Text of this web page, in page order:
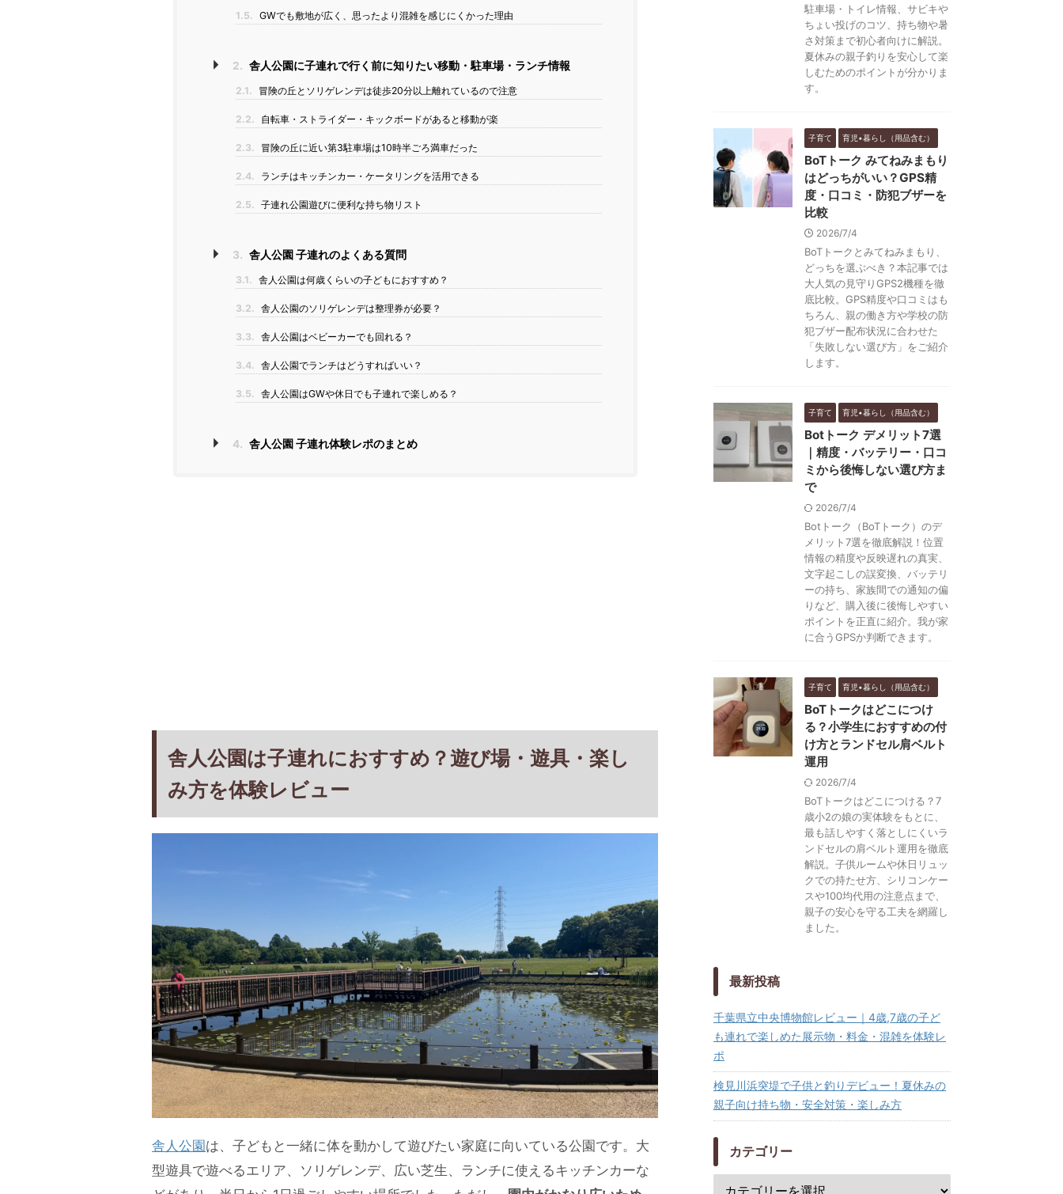
1.5. GWでも敷地が広く、思ったより混雑を感じにくかった理由
2. 舎人公園に子連れで行く前に知りたい移動・駐車場・ランチ情報
2.1. 冒険の丘とソリゲレンデは徒歩20分以上離れているので注意
2.2. 自転車・ストライダー・キックボードがあると移動が楽
2.3. 冒険の丘に近い第3駐車場は10時半ごろ満車だった
2.4. ランチはキッチンカー・ケータリングを活用できる
2.5. 子連れ公園遊びに便利な持ち物リスト
3. 舎人公園 子連れのよくある質問
3.1. 舎人公園は何歳くらいの子どもにおすすめ？
3.2. 舎人公園のソリゲレンデは整理券が必要？
3.3. 舎人公園はベビーカーでも回れる？
3.4. 舎人公園でランチはどうすればいい？
3.5. 舎人公園はGWや休日でも子連れで楽しめる？
4. 舎人公園 子連れ体験レポのまとめ
舎人公園は子連れにおすすめ？遊び場・遊具・楽し
み方を体験レビュー
舎人公園は、子どもと一緒に体を動かして遊びたい家庭に向いている公園です。大
型遊具で遊べるエリア、ソリゲレンデ、広い芝生、ランチに使えるキッチンカーな
駐車場・トイレ情報、サビキや
ちょい投げのコツ、持ち物や暑
さ対策まで初心者向けに解説。
夏休みの親子釣りを安心して楽
しむためのポイントが分かりま
す。
子育て 育児•暮らし（用品含む）
BoTトーク みてねみまもり
はどっちがいい？GPS精
度・口コミ・防犯ブザーを
比較
2026/7/4
BoTトークとみてねみまもり、
どっちを選ぶべき？本記事では
大人気の見守りGPS2機種を徹
底比較。GPS精度や口コミはも
ちろん、親の働き方や学校の防
犯ブザー配布状況に合わせた
「失敗しない選び方」をご紹介
します。
子育て 育児•暮らし（用品含む）
Botトーク デメリット7選
｜精度・バッテリー・口コ
ミから後悔しない選び方ま
で
2026/7/4
Botトーク（BoTトーク）のデ
メリット7選を徹底解説！位置
情報の精度や反映遅れの真実、
文字起こしの誤変換、バッテリ
ーの持ち、家族間での通知の偏
りなど、購入後に後悔しやすい
ポイントを正直に紹介。我が家
に合うGPSか判断できます。
子育て 育児•暮らし（用品含む）
BoTトークはどこにつけ
る？小学生におすすめの付
け方とランドセル肩ベルト
運用
2026/7/4
BoTトークはどこにつける？7
歳小2の娘の実体験をもとに、
最も話しやすく落としにくいラ
ンドセルの肩ベルト運用を徹底
解説。子供ルームや休日リュッ
クでの持たせ方、シリコンケー
スや100均代用の注意点まで、
親子の安心を守る工夫を網羅し
ました。
最新投稿
千葉県立中央博物館レビュー｜4歳,7歳の子ど
も連れで楽しめた展示物・料金・混雑を体験レ
ポ
検見川浜突堤で子供と釣りデビュー！夏休みの
親子向け持ち物・安全対策・楽しみ方
カテゴリー